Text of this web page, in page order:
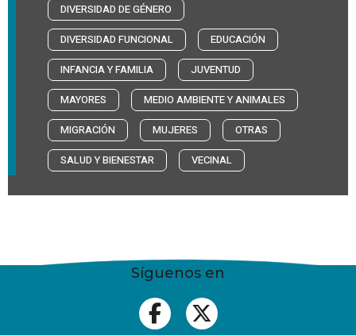
DIVERSIDAD DE GÉNERO
DIVERSIDAD FUNCIONAL
EDUCACIÓN
INFANCIA Y FAMILIA
JUVENTUD
MAYORES
MEDIO AMBIENTE Y ANIMALES
MIGRACIÓN
MUJERES
OTRAS
SALUD Y BIENESTAR
VECINAL
Síguenos en